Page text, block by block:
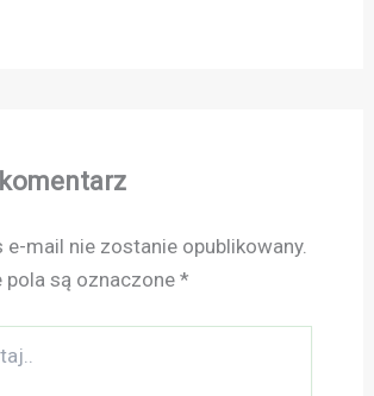
mail nie zostanie opublikowany.
pola są oznaczone *